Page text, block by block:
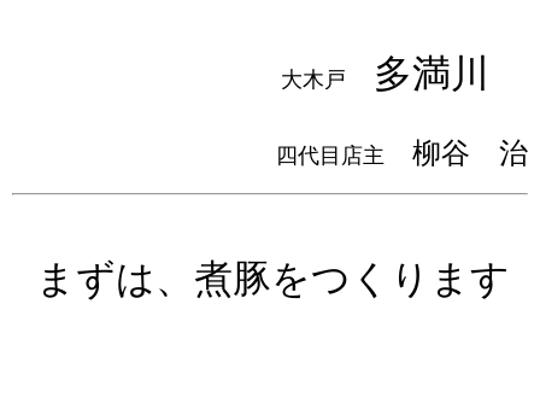
大木戸 多満川
四代目店主 柳谷 治
まずは、煮豚をつくります